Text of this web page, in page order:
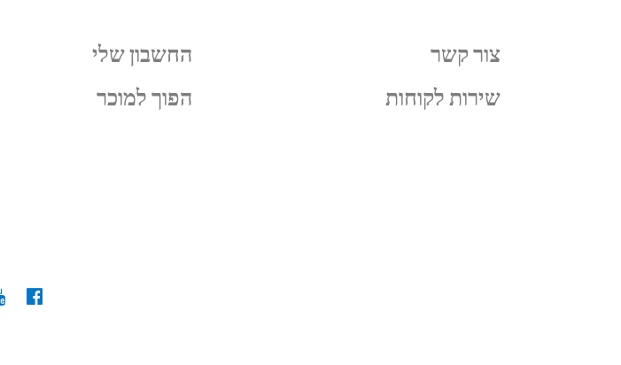
צור קשר
שירות לקוחות
החשבון שלי
הפוך למוכר